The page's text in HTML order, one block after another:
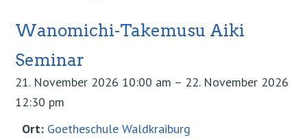
Wanomichi-Takemusu Aiki
Seminar
21. November 2026 10:00 am – 22. November 2026
12:30 pm
Ort: Goetheschule Waldkraiburg